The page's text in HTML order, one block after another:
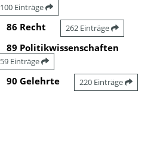
100 Einträge
86 Recht 262 Einträge
89 Politikwissenschaften
59 Einträge
90 Gelehrte 220 Einträge